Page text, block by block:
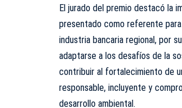
El jurado del premio destacó la
presentado como referente
industria bancaria regional, por
adaptarse a los desafíos de la
contribuir al fortalecimiento de
responsable, incluyente y
desarrollo ambiental.